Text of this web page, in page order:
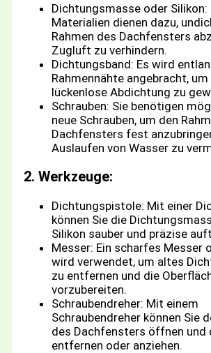
Dichtungsmasse oder Silikon:
Materialien dienen dazu,
Rahmen des Dachfensters
Zugluft zu verhindern.
Dichtungsband: Es wird
Rahmennähte angebracht, um
lückenlose Abdichtung zu
Schrauben: Sie benötigen
neue Schrauben, um den
Dachfensters fest
Auslaufen von Wasser zu
2. Werkzeuge:
Dichtungspistole: Mit einer
können Sie die
Silikon sauber und präzise
Messer: Ein scharfes Messer
wird verwendet, um altes
zu entfernen und die
vorzubereiten.
Schraubendreher: Mit einem
Schraubendreher können Sie
des Dachfensters öffnen und
entfernen oder anziehen.